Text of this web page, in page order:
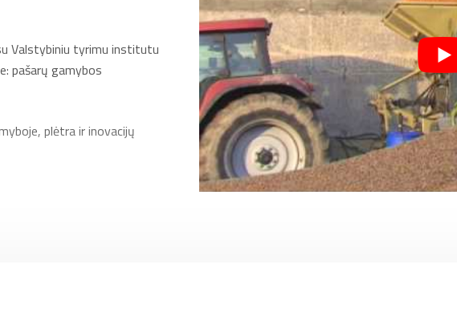
Valstybiniu tyrimu institutu
pašarų gamybos
plėtra ir inovacijų
rūšiavimo valcus.
ir baigiant itin